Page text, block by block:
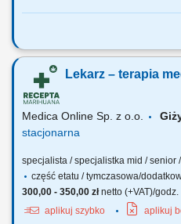
Zapraszamy do współpracy z naszą
medycznej marihuanie, działającej
doświadczonych lekarzy i lekarek
otwarci na rozwój oraz poszerzanie
zespołu jako tzn. Lekarz...
Lekarz – terapia
Medica Online Sp. z o.o.
stacjonarna
specjalista / specjalistka mid / senior
część etatu / tymczasowa/
300,00 - 350,00 złnetto (+VAT)/godz.
aplikuj szybko
aplikuj